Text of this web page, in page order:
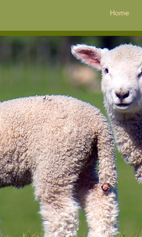
Home